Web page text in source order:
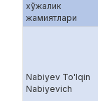
хўжалик
жамиятлари
Nabiyev To'lqin
Nabiyevich